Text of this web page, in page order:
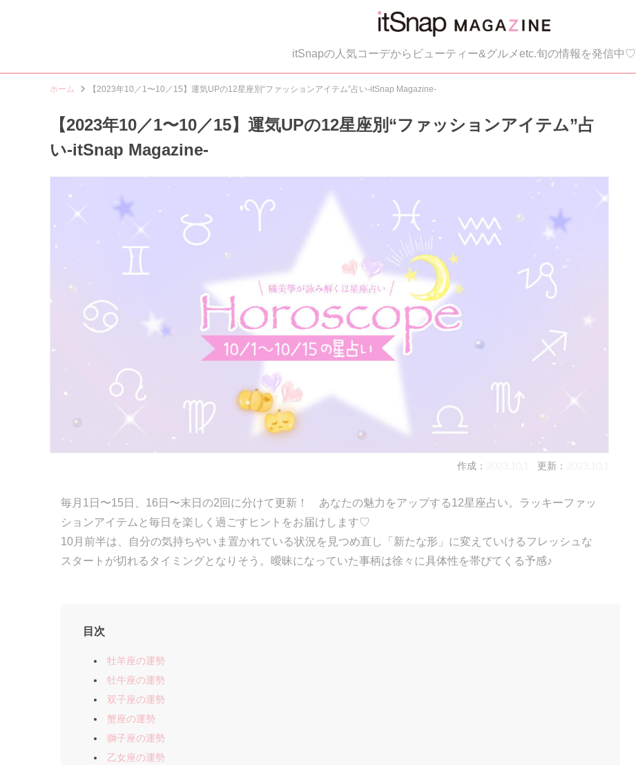
itSnapの人気コーデからビューティー&グルメetc.旬の情報を発信中♡
ホーム 【2023年10／1〜10／15】運気UPの12星座別“ファッションアイテム”占い-itSnap Magazine-
【2023年10／1〜10／15】運気UPの12星座別“ファッションアイテム”占
い-itSnap Magazine-
作成：2023.10.1 更新：2023.10.1
毎月1日〜15日、16日〜末日の2回に分けて更新！ あなたの魅力をアップする12星座占い。ラッキーファッ
ションアイテムと毎日を楽しく過ごすヒントをお届けします♡
10月前半は、自分の気持ちやいま置かれている状況を見つめ直し「新たな形」に変えていけるフレッシュな
スタートが切れるタイミングとなりそう。曖昧になっていた事柄は徐々に具体性を帯びてくる予感♪
目次
牡羊座の運勢
牡牛座の運勢
双子座の運勢
蟹座の運勢
獅子座の運勢
乙女座の運勢